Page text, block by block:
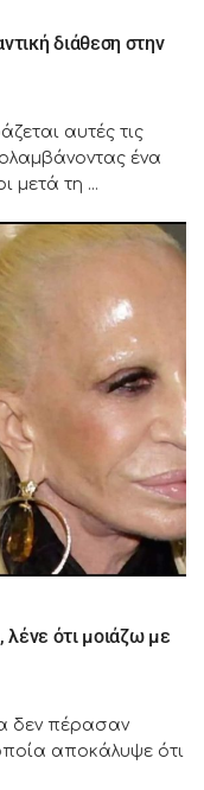
διάθεση στην
αυτές τις
ένα
μετά τη ...
λένε ότι μοιάζω με
δεν πέρασαν
αποκάλυψε ότι